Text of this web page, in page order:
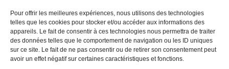
Pour offrir les meilleures expériences, nous utilisons des technologies
telles que les cookies pour stocker et/ou accéder aux informations des
appareils. Le fait de consentir à ces technologies nous permettra de traiter
des données telles que le comportement de navigation ou les ID uniques
sur ce site. Le fait de ne pas consentir ou de retirer son consentement peut
avoir un effet négatif sur certaines caractéristiques et fonctions.
Politique de confidentialité
Sites partenaires
5Façades
Atrium Patrimoine